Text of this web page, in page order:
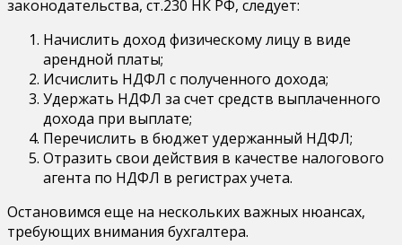
законодательства, ст.230 НК РФ, следует:
Начислить доход физическому лицу в виде
арендной платы;
Исчислить НДФЛ с полученного дохода;
Удержать НДФЛ за счет средств выплаченного
дохода при выплате;
Перечислить в бюджет удержанный НДФЛ;
Отразить свои действия в качестве налогового
агента по НДФЛ в регистрах учета.
Остановимся еще на нескольких важных нюансах,
требующих внимания бухгалтера.